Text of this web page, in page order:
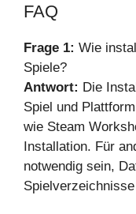
FAQ
Frage 1: Wie
Spiele?
Antwort: Die
Spiel und
wie Steam
Installation. Für
notwendig sein,